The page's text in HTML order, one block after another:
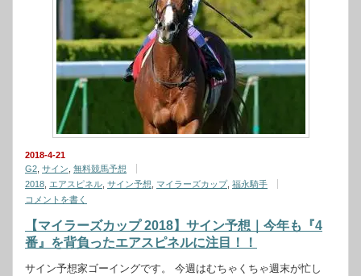
2018-4-21
G2 サイン 無料競馬予想
2018 エアスピネル サイン予想 マイラーズカップ, 福永騎手
コメントを書く
【マイラーズカップ 2018】サイン予想｜今年も『4
番』を背負ったエアスピネルに注目！！
サイン予想家ゴーイングです。 今週はむちゃくちゃ週末が忙し